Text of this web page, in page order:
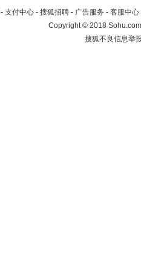
- 支付中心 - 搜狐招聘 - 广告服务 - 客服中心
Copyright©2018
搜狐不良信息举